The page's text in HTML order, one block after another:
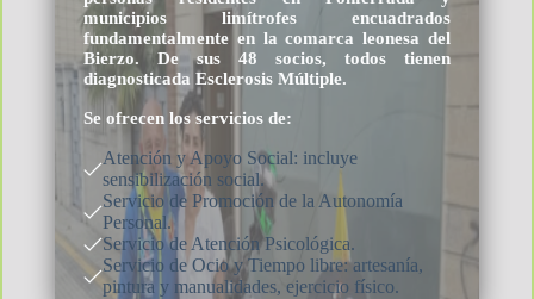
municipios limítrofes encuadrados
fundamentalmente en la comarca leonesa del
Bierzo. De sus 48 socios, todos tienen
diagnosticada Esclerosis Múltiple.
Se ofrecen los servicios de:
Atención y Apoyo Social: incluye
sensibilización social.
Servicio de Promoción de la Autonomía
Personal.
Servicio de Atención Psicológica.
Servicio de Ocio y Tiempo libre: artesanía,
pintura y manualidades, ejercicio físico.